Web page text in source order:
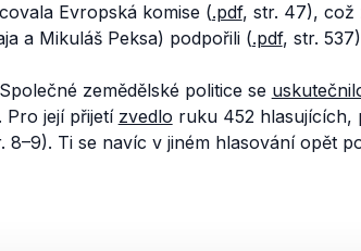
Evropská komise (.pdf, str. 47), což
a Mikuláš Peksa) podpořili (.pdf, str.
zemědělské politice se
Pro její přijetí zvedlo ruku 452 hlasujících,
8–9). Ti se navíc v jiném hlasování opět